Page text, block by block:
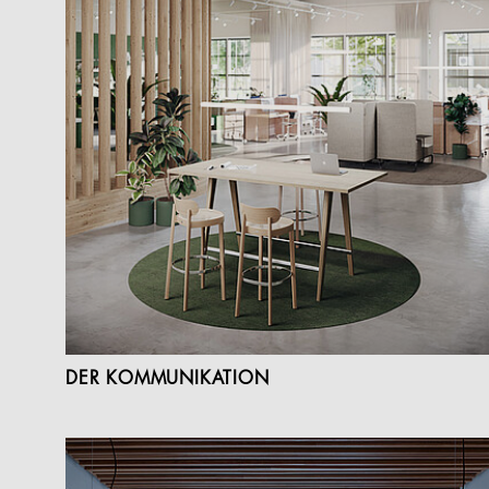
DER KOMMUNIKATION